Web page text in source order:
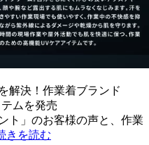
解決！作業着ブランド
ムを発売
ト」のお客様の声と、作業
きを読む